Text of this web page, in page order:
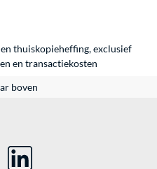
thuiskopieheffing, exclusief
en transactiekosten
boven